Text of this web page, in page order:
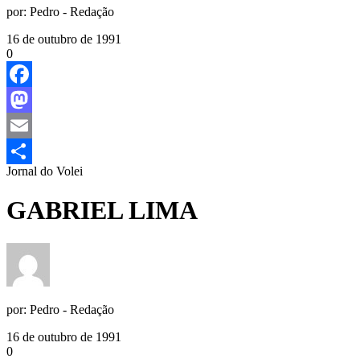
por: Pedro - Redação
16 de outubro de 1991
0
Facebook
Mastodon
Email
Share
Jornal do Volei
GABRIEL LIMA
por: Pedro - Redação
16 de outubro de 1991
0